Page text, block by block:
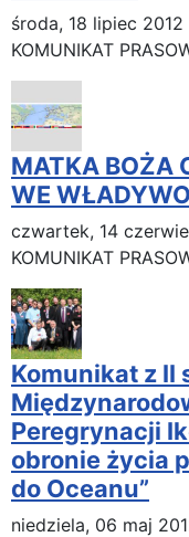
środa, 18 lipiec 2012
KOMUNIKAT
MATKA BOŻA
WE
czwartek, 14
KOMUNIKAT
Komunikat z II
Peregrynacji
obronie życia
do Oceanu”
niedziela, 06 maj